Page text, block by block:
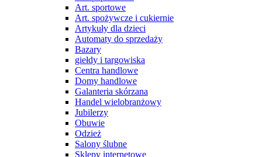
Art. sportowe
Art. spożywcze i cukiernie
Artykuły dla dzieci
Automaty do sprzedaży
Bazary
giełdy i targowiska
Centra handlowe
Domy handlowe
Galanteria skórzana
Handel wielobranżowy
Jubilerzy
Obuwie
Odzież
Salony ślubne
Sklepy internetowe